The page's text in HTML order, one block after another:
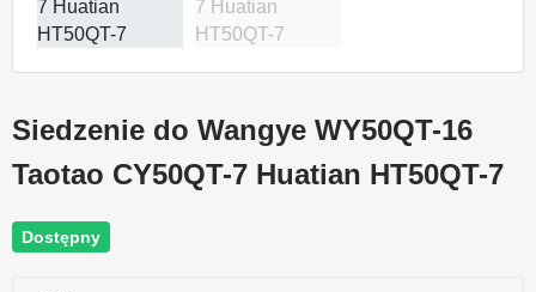
Siedzenie do Wangye WY50QT-16
Taotao CY50QT-7 Huatian HT50QT-7
Dostępny